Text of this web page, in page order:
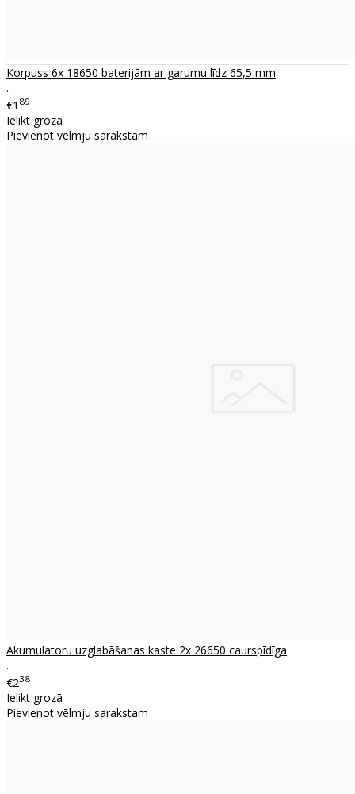
Korpuss 6x 18650 baterijām ar garumu līdz 65,5 mm
..
€1 89
Ielikt grozā
Pievienot vēlmju sarakstam
Akumulatoru uzglabāšanas kaste 2x 26650 caurspīdīga
..
€238
Ielikt grozā
Pievienot vēlmju sarakstam